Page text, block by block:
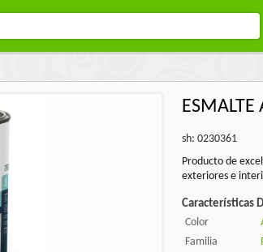
sh: 0230361
Producto de
exteriores e
Características
Color
Familia